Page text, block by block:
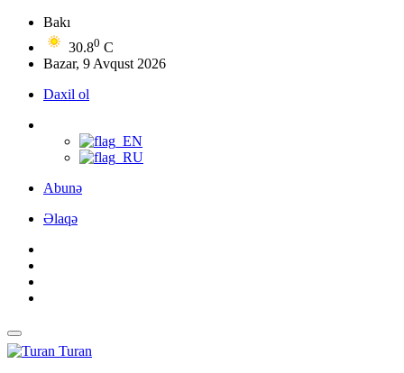
Bakı
30.80 C
Bazar, 9 Avqust 2026
Daxil ol
Abunə
Əlaqə
Turan